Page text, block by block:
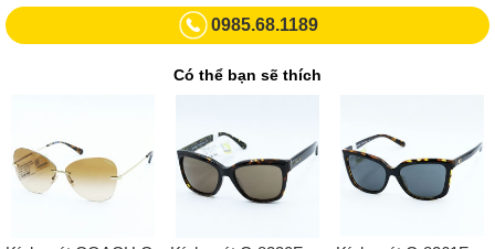
0963264832
02432232319
Số 413 Quang Trung - Hà Đông - Hà Nội
0985.68.1189
Có thể bạn sẽ thích